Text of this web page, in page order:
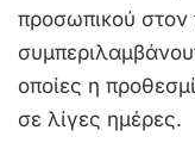
προσωπικού στον
οποίες η
σε λίγες ημέρες.